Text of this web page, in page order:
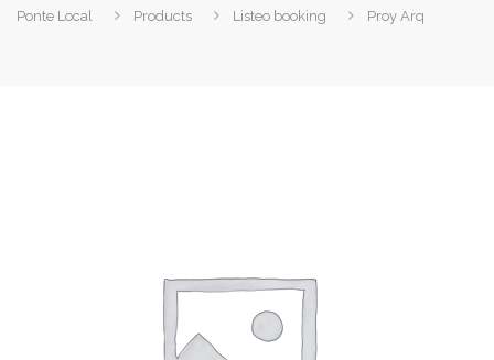
Ponte Local Products Listeo booking Proy Arq